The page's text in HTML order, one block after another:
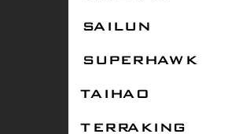
SAILUN
SUPERHAWK
TAIHAO
TERRAKING